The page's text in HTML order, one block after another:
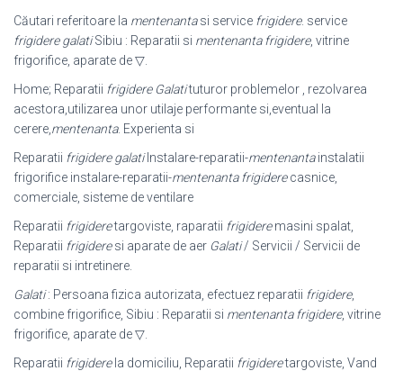
Căutari referitoare la mentenantasi service frigidere. service
frigidere galatiSibiu : Reparatii si mentenanta frigidere, vitrine
frigorifice, aparate de ▽.
Home; Reparatii frigidere Galatituturor problemelor , rezolvarea
acestora, utilizarea unor utilaje performante si,eventual la
cerere, mentenanta. Experienta si
Reparatii frigidere galatiInstalare-reparatii-mentenantainstalatii
frigorifice instalare-reparatii-mentenanta frigiderecasnice,
comerciale, sisteme de ventilare
Reparatii frigideretargoviste, raparatii frigideremasini spalat,
Reparatii frigideresi aparate de aer Galati/ Servicii / Servicii de
reparatii si intretinere.
Galati: Persoana fizica autorizata, efectuez reparatii frigidere,
combine frigorifice, Sibiu : Reparatii si mentenanta frigidere, vitrine
frigorifice, aparate de ▽.
Reparatii frigiderela domiciliu, Reparatii frigideretargoviste, Vand